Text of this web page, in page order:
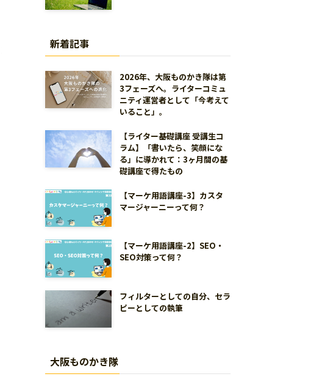
新着記事
2026年、大阪ものかき隊は第
3フェーズへ。ライターコミュ
ニティ運営者として「今考えて
いること」。
【ライター基礎講座 受講生コ
ラム】「書いたら、笑顔にな
る」に導かれて：3ヶ月間の基
礎講座で得たもの
【マーケ用語講座-3】カスタ
マージャーニーって何？
【マーケ用語講座-2】SEO・
SEO対策って何？
フィルターとしての自分、セラ
ピーとしての執筆
大阪ものかき隊